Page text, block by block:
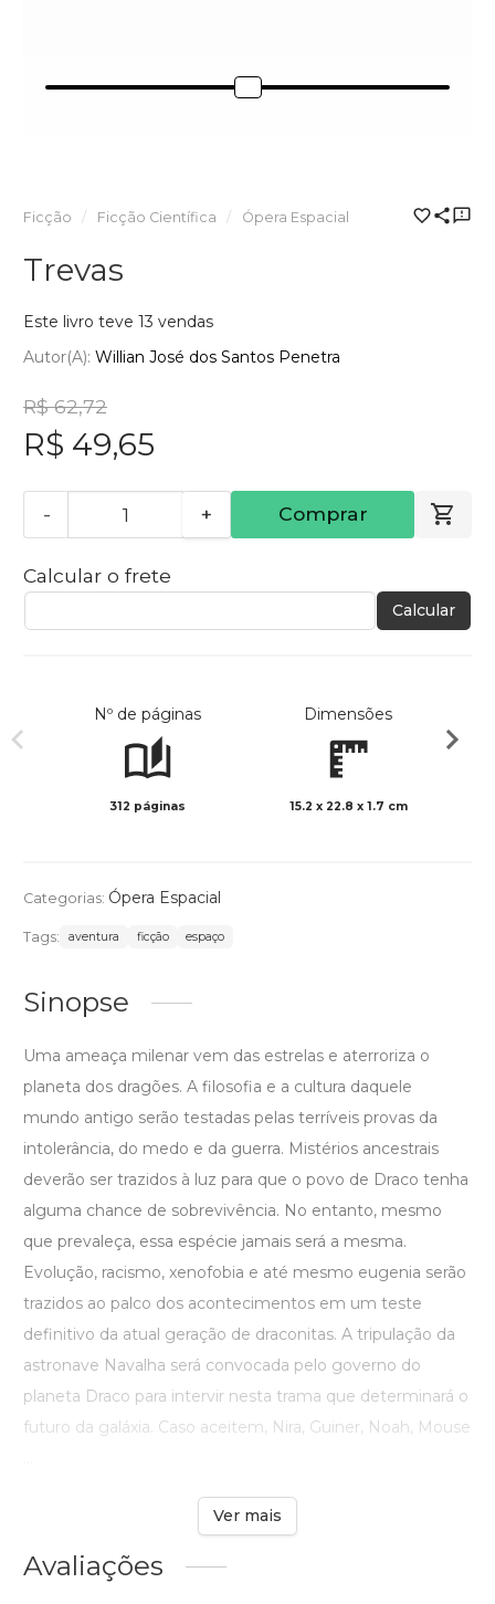
Ficção Ficção Científica Ópera Espacial
Trevas
Este livro teve 13 vendas
Autor(a): Willian José dos Santos Penetra
R$ 62,72
R$ 49,65
- + Comprar
Calcular o frete
Calcular
Nº de páginas
312 páginas
Dimensões
15.2 x 22.8 x 1.7 cm
Categorias: Ópera Espacial
Tags: aventura ficção espaço
Sinopse
Uma ameaça milenar vem das estrelas e aterroriza o
planeta dos dragões. A filosofia e a cultura daquele
mundo antigo serão testadas pelas terríveis provas da
intolerância, do medo e da guerra. Mistérios ancestrais
deverão ser trazidos à luz para que o povo de Draco tenha
alguma chance de sobrevivência. No entanto, mesmo
que prevaleça, essa espécie jamais será a mesma.
Evolução, racismo, xenofobia e até mesmo eugenia serão
trazidos ao palco dos acontecimentos em um teste
definitivo da atual geração de draconitas. A tripulação da
astronave Navalha será convocada pelo governo do
planeta Draco para intervir nesta trama que determinará o
futuro da galáxia. Caso aceitem, Nira, Guiner, Noah, Mouse
Ver mais
Avaliações